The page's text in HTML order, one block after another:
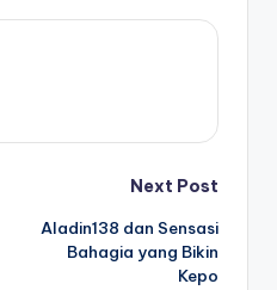
Next Post
Aladin138 dan Sensasi
Bahagia yang Bikin
Kepo